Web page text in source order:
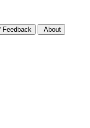
Feedback About